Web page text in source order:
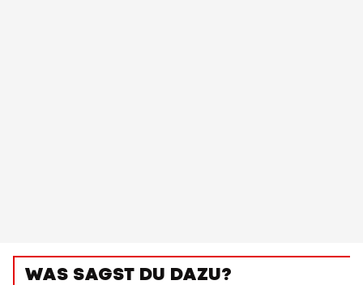
WAS SAGST DU DAZU?